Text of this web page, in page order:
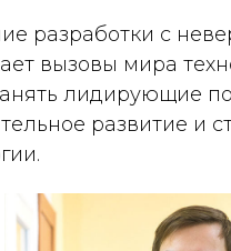
разработки с
вызовы мира
лидирующие
развитие и